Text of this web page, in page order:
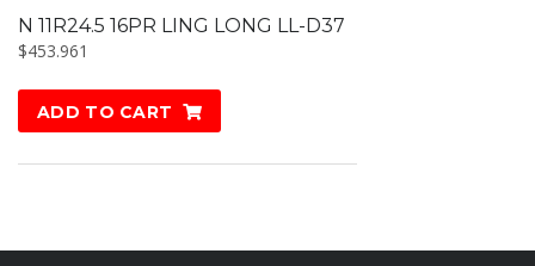
N 11R24.5 16PR LING LONG LL-D37
$453.961
ADD TO CART